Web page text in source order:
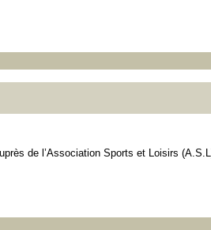
de l’Association Sports et Loisirs